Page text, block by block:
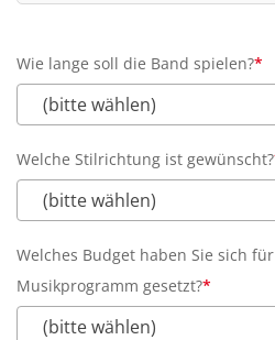
Wie lange soll die Band spielen?*
Pflichtfeld
(bitte wählen)
Welche Stilrichtung ist gewünscht?
Pflichtfeld
(bitte wählen)
Welches Budget haben Sie sich
Musikprogramm gesetzt?*
Pflichtfeld
(bitte wählen)